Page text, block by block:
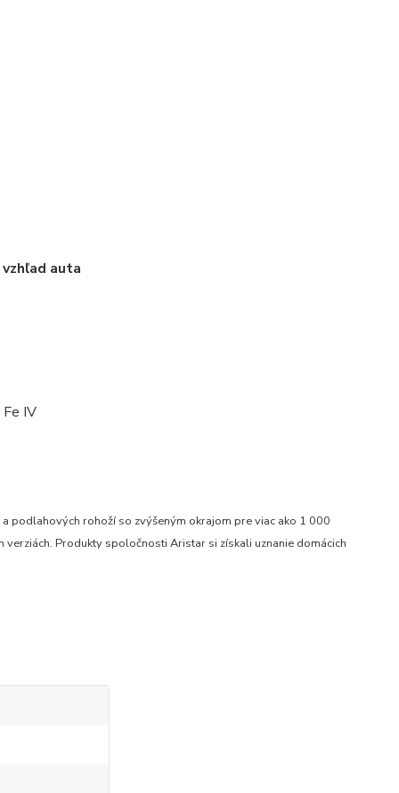
auta
podlahových rohoží so zvýšeným okrajom pre viac ako 1 000
Produkty spoločnosti Aristar si získali uznanie domácich